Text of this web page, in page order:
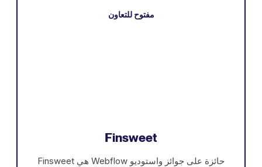
مفتوح للتعاون
Finsweet
Finsweet هي Webflow حائزة على جوائز واستوديو